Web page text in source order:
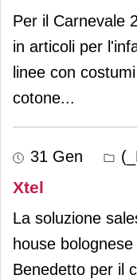
Per il Carnevale
in articoli per
linee con
cotone...
31 Gen
Xtel
La soluzione
house
Benedetto per il